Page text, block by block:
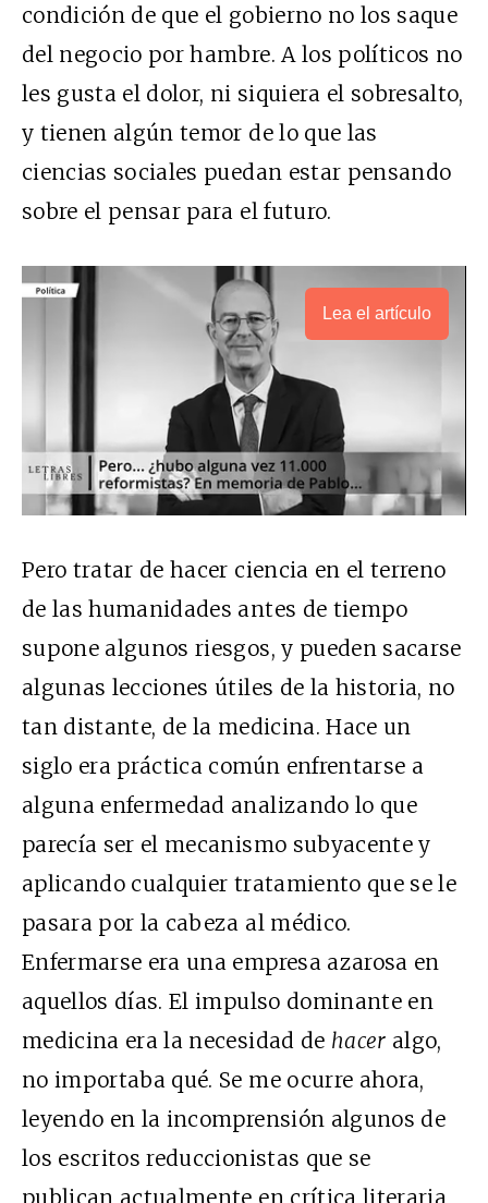
condición de que el gobierno no los saque
del negocio por hambre. A los políticos no
les gusta el dolor, ni siquiera el sobresalto,
y tienen algún temor de lo que las
ciencias sociales puedan estar pensando
sobre el pensar para el futuro.
Lea el artículo
Pero tratar de hacer ciencia en el terreno
de las humanidades antes de tiempo
supone algunos riesgos, y pueden sacarse
algunas lecciones útiles de la historia, no
tan distante, de la medicina. Hace un
siglo era práctica común enfrentarse a
alguna enfermedad analizando lo que
parecía ser el mecanismo subyacente y
aplicando cualquier tratamiento que se le
pasara por la cabeza al médico.
Enfermarse era una empresa azarosa en
aquellos días. El impulso dominante en
medicina era la necesidad de hacer algo,
no importaba qué. Se me ocurre ahora,
leyendo en la incomprensión algunos de
los escritos reduccionistas que se
publican actualmente en crítica literaria,